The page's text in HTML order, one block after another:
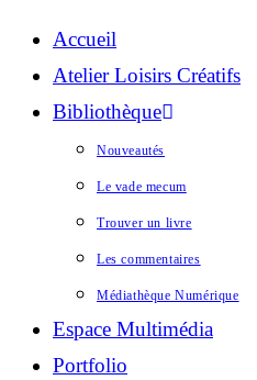
Accueil
Atelier Loisirs Créatifs
Bibliothèque
Nouveautés
Le vade mecum
Trouver un livre
Les commentaires
Médiathèque Numérique
Espace Multimédia
Portfolio